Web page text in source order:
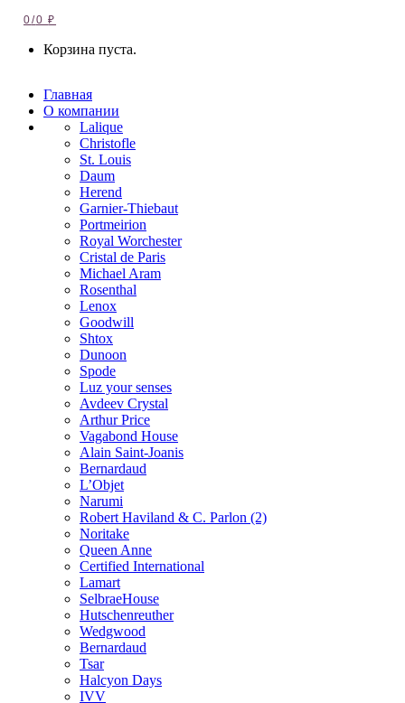
0/0₽
Корзина пуста.
Главная
О компании
Lalique
Christofle
St. Louis
Daum
Herend
Garnier-Thiebaut
Portmeirion
Royal Worchester
Cristal de Paris
Michael Aram
Rosenthal
Lenox
Goodwill
Shtox
Dunoon
Spode
Luz your senses
Avdeev Crystal
Arthur Price
Vagabond House
Alain Saint-Joanis
Bernardaud
L’Objet
Narumi
Robert Haviland & C. Parlon (2)
Noritakе
Queen Anne
Certified International
Lamart
SelbraeHouse
Hutschenreuther
Wedgwood
Bernardaud
Tsar
Halcyon Days
IVV